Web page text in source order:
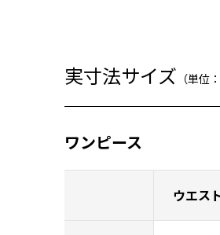
実寸法サイズ （単位
ワンピース
ウエス